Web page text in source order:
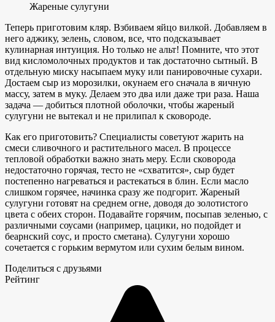
Жареные сулугуни
Теперь приготовим кляр. Взбиваем яйцо вилкой. Добавляем в
него аджику, зелень, словом, все, что подсказывает
кулинарная интуиция. Но только не альт! Помните, что этот
вид кисломолочных продуктов и так достаточно сытный. В
отдельную миску насыпаем муку или панировочные сухари.
Достаем сыр из морозилки, окунаем его сначала в яичную
массу, затем в муку. Делаем это два или даже три раза. Наша
задача — добиться плотной оболочки, чтобы жареный
сулугуни не вытекал и не прилипал к сковороде.
Как его приготовить? Специалисты советуют жарить на
смеси сливочного и растительного масел. В процессе
тепловой обработки важно знать меру. Если сковорода
недостаточно горячая, тесто не «схватится», сыр будет
постепенно нагреваться и растекаться в блин. Если масло
слишком горячее, начинка сразу же подгорит. Жареный
сулугуни готовят на среднем огне, доводя до золотистого
цвета с обеих сторон. Подавайте горячим, посыпав зеленью, с
различными соусами (например, цацики, но подойдет и
беарнский соус, и просто сметана). Сулугуни хорошо
сочетается с горьким вермутом или сухим белым вином.
Поделиться с друзьями
Рейтинг